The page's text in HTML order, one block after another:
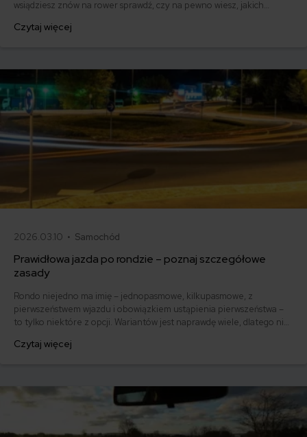
wsiądziesz znów na rower sprawdź, czy na pewno wiesz, jakich
bezpieczny.
Czytaj więcej
2026.03.10 • Samochód
Prawidłowa jazda po rondzie – poznaj szczegółowe
zasady
Rondo niejedno ma imię – jednopasmowe, kilkupasmowe, z
pierwszeństwem wjazdu i obowiązkiem ustąpienia pierwszeństwa –
to tylko niektóre z opcji. Wariantów jest naprawdę wiele, dlatego nie
Kto ma pierwszeństwo na rondzie i jakie zasady tam obowiązują?
Czytaj więcej